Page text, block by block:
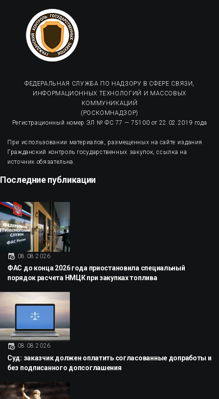
ФЕДЕРАЛЬНАЯ СЛУЖБА ПО НАДЗОРУ В СФЕРЕ СВЯЗИ,
ИНФОРМАЦИОННЫХ ТЕХНОЛОГИЙ И МАССОВЫХ
КОММУНИКАЦИЙ
(РОСКОМНАДЗОР)
Регистрационный номер ЭЛ № ФС 77 — 75100 от 22.02.2019 года
При использовании материалов, размещенных на сайте издания
Гражданский контроль государственных закупок, ссылка на
источник обязательна.
Последние публикации
08.08.2026
ФАС до конца 2026 года приостановила специальный
порядок расчета НМЦК при закупках топлива
08.08.2026
Суд: заказчик должен оплатить согласованные допработы и
без подписанного допсоглашения